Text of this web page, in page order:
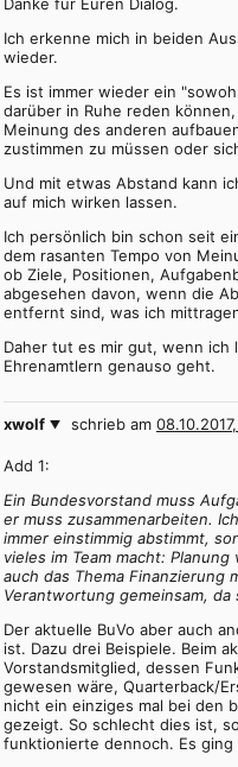
Ich erkenne mich in beiden
wieder.
Es ist immer wieder ein
darüber in Ruhe reden
Meinung des anderen
zustimmen zu müssen oder
Und mit etwas Abstand kann
auf mich wirken lassen.
Ich persönlich bin schon seit
dem rasanten Tempo von
ob Ziele, Positionen,
abgesehen davon, wenn die
entfernt sind, was ich
Daher tut es mir gut, wenn ich
Ehrenamtlern genauso geht.
xwolf schrieb am
Add 1:
Ein Bundesvorstand muss
er muss zusammenarbeiten.
immer einstimmig abstimmt,
vieles im Team macht:
auch das Thema Finanzierung
Verantwortung gemeinsam,
Der aktuelle BuVo aber auch
ist. Dazu drei Beispiele. Beim
Vorstandsmitglied, dessen
gewesen wäre, Quarterback/
nicht ein einziges mal bei den
gezeigt. So schlecht dies ist,
funktionierte dennoch. Es ging